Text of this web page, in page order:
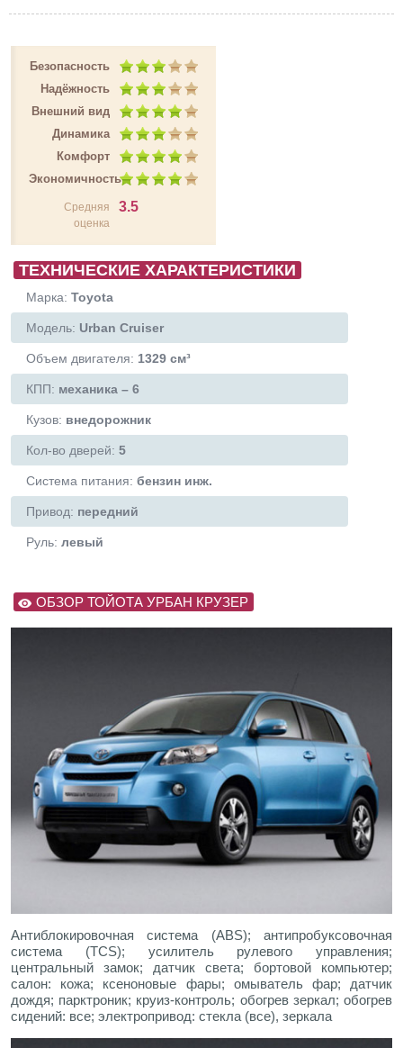
Безопасность
Надёжность
Внешний вид
Динамика
Комфорт
Экономичность
Средняя
оценка
3.5
ТЕХНИЧЕСКИЕ ХАРАКТЕРИСТИКИ
Марка: Toyota
Модель: Urban Cruiser
Объем двигателя: 1329 см³
КПП: механика – 6
Кузов: внедорожник
Кол-во дверей: 5
Система питания: бензин инж.
Привод: передний
Руль: левый
ОБЗОР ТОЙОТА УРБАН КРУЗЕР
Антиблокировочная система (ABS); антипробуксовочная
система (TCS); усилитель рулевого управления;
центральный замок; датчик света; бортовой компьютер;
салон: кожа; ксеноновые фары; омыватель фар; датчик
дождя; парктроник; круиз-контроль; обогрев зеркал; обогрев
сидений: все; электропривод: стекла (все), зеркала